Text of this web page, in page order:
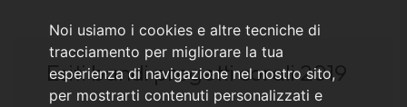
Noi usiamo i cookies e altre tecniche di
tracciamento per migliorare la tua
esperienza di navigazione nel nostro sito,
per mostrarti contenuti personalizzati e
Esiti bandi progetti corali 2019